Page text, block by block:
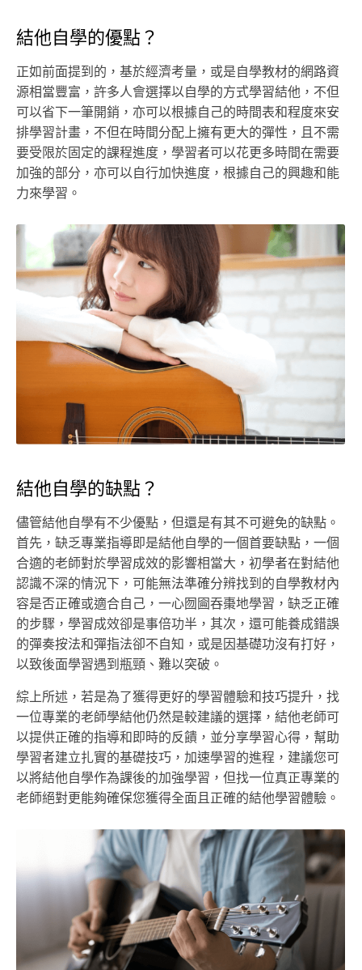
結他自學的優點？
正如前面提到的，基於經濟考量，或是自學教材的網路資
源相當豐富，許多人會選擇以自學的方式學習結他，不但
可以省下一筆開銷，亦可以根據自己的時間表和程度來安
排學習計畫，不但在時間分配上擁有更大的彈性，且不需
要受限於固定的課程進度，學習者可以花更多時間在需要
加強的部分，亦可以自行加快進度，根據自己的興趣和能
力來學習。
結他自學的缺點？
儘管結他自學有不少優點，但還是有其不可避免的缺點。
首先，缺乏專業指導即是結他自學的一個首要缺點，一個
合適的老師對於學習成效的影響相當大，初學者在對結他
認識不深的情況下，可能無法準確分辨找到的自學教材內
容是否正確或適合自己，一心囫圇吞棗地學習，缺乏正確
的步驟，學習成效卻是事倍功半，其次，還可能養成錯誤
的彈奏按法和彈指法卻不自知，或是因基礎功沒有打好，
以致後面學習遇到瓶頸、難以突破。
綜上所述，若是為了獲得更好的學習體驗和技巧提升，找
一位專業的老師學結他仍然是較建議的選擇，結他老師可
以提供正確的指導和即時的反饋，並分享學習心得，幫助
學習者建立扎實的基礎技巧，加速學習的進程，建議您可
以將結他自學作為課後的加強學習，但找一位真正專業的
老師絕對更能夠確保您獲得全面且正確的結他學習體驗。